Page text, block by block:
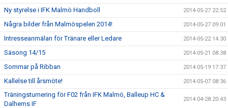
Ny styrelse i IFK Malmö Handboll 2014-05-27 22:52
Några bilder från Malmöspelen 2014! 2014-05-27 09:01
Intresseanmälan för Tränare eller Ledare 2014-05-22 14:30
Säsong 14/15 2014-05-21 08:38
Sommar på Ribban 2014-05-19 17:37
Kallelse till årsmöte! 2014-05-07 08:36
Träningsturnering för F02 från IFK Malmö, Balleup HC &
Dalhems IF
2014-04-28 20:43